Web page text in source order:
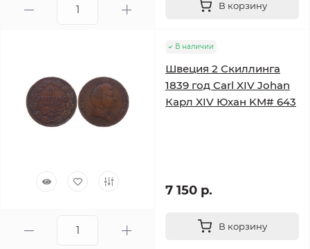
В корзину
В наличии
Швеция 2 Скиллинга
1839 год Carl XIV Johan
Карл XIV Юхан KM# 643
7 150 р.
В корзину